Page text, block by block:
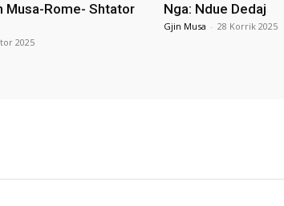
Musa-Rome- Shtator
2025
Nga: Ndue Dedaj
Gjin Musa - 28 Korrik 2025